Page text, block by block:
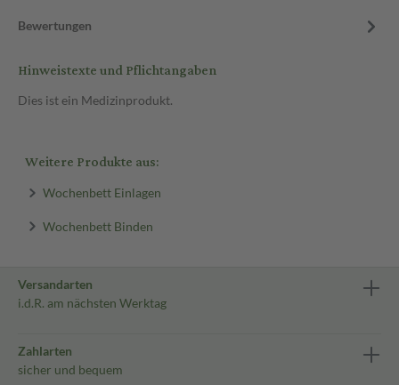
Bewertungen
Hinweistexte und Pflichtangaben
Dies ist ein Medizinprodukt.
Weitere Produkte aus:
Wochenbett Einlagen
Wochenbett Binden
Versandarten
i.d.R. am nächsten Werktag
Zahlarten
sicher und bequem